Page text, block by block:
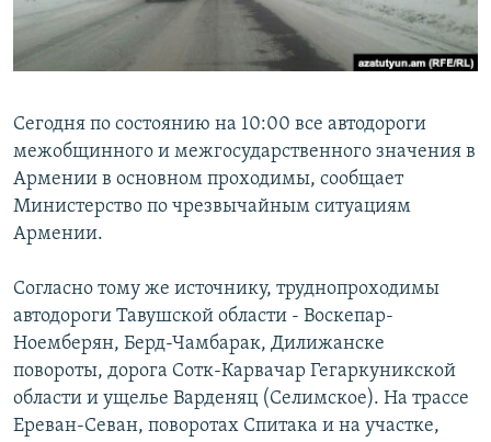
Հայերեն
English
Русский
Все сайты Радио Азатутюн
Сегодня по состоянию на 10:00 все автодороги
межобщинного и межгосударственного значения в
Армении в основном проходимы, сообщает
Министерство по чрезвычайным ситуациям
Армении.
Согласно тому же источнику, труднопроходимы
автодороги Тавушской области - Воскепар-
Ноемберян, Берд-Чамбарак, Дилижанске
повороты, дорога Сотк-Карвачар Гегаркуникской
области и ущелье Варденяц (Селимское). На трассе
Ереван-Севан, поворотах Спитака и на участке,